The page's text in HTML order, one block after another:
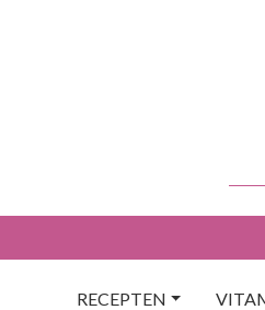
RECEPTEN